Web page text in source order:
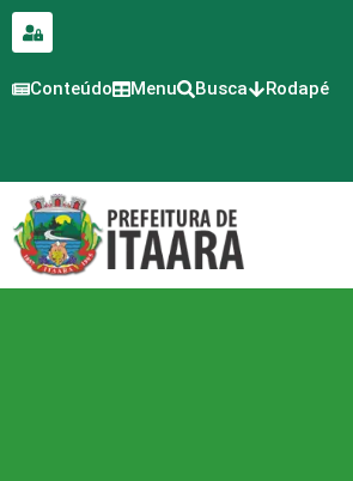
conteúdo
Conteúdo Menu Busca Rodapé